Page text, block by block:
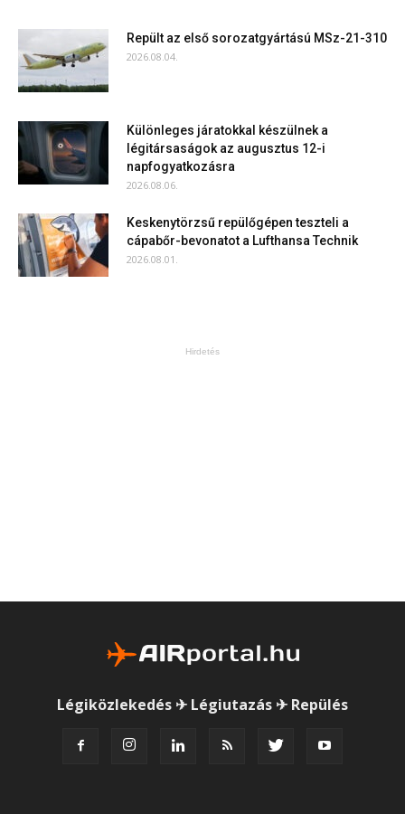
Repült az első sorozatgyártású MSz-21-310
2026.08.04.
Különleges járatokkal készülnek a
légitársaságok az augusztus 12-i
napfogyatkozásra
2026.08.06.
Keskenytörzsű repülőgépen teszteli a
cápabőr-bevonatot a Lufthansa Technik
2026.08.01.
Hirdetés
Légiközlekedés ✈ Légiutazás ✈ Repülés